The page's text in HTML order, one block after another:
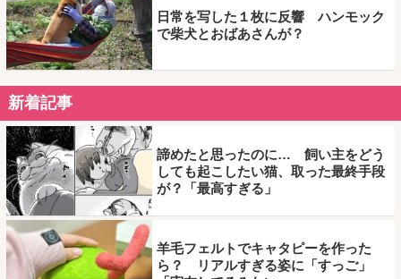
日常を写した１枚に反響 ハンモック
で柴犬とおばあさんが？
新着記事
諦めたと思ったのに… 飼い主をどう
しても起こしたい猫、取った最終手段
が？「最高すぎる」
羊毛フェルトでキャタピーを作った
ら？ リアルすぎる姿に「すっご」